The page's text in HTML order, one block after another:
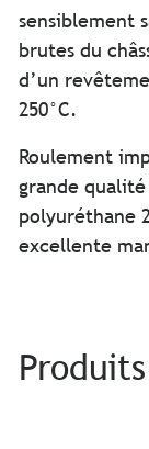
sensiblement
brutes du
d’un
250°C.
Roulement
grande
polyuréthane
excellente